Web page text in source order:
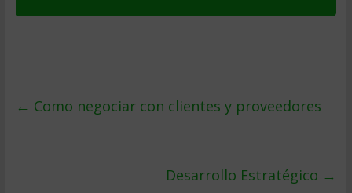
← Como negociar con clientes y proveedores
Desarrollo Estratégico →